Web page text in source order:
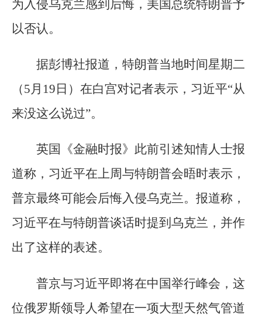
为入侵乌克兰感到后悔，美国总统特朗普予
以否认。
据彭博社报道，特朗普当地时间星期二
（5月19日）在白宫对记者表示，习近平“从
来没这么说过”。
英国《金融时报》此前引述知情人士报
道称，习近平在上周与特朗普会晤时表示，
普京最终可能会后悔入侵乌克兰。报道称，
习近平在与特朗普谈话时提到乌克兰，并作
出了这样的表述。
普京与习近平即将在中国举行峰会，这
位俄罗斯领导人希望在一项大型天然气管道